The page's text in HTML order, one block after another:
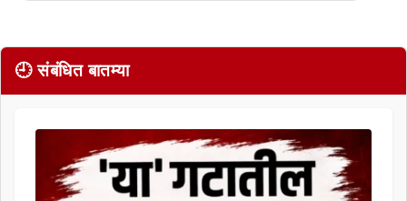
🕘 संबंधित बातम्या